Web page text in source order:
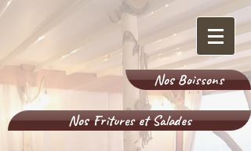
Nos Boissons
Nos Fritures et Salades